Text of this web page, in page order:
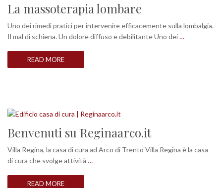
La massoterapia lombare
Uno dei rimedi pratici per intervenire efficacemente sulla lombalgia.
Il mal di schiena. Un dolore diffuso e debilitante Uno dei…
READ MORE
Benvenuti su Reginaarco.it
Villa Regina, la casa di cura ad Arco di Trento Villa Regina è la casa
di cura che svolge attività …
READ MORE